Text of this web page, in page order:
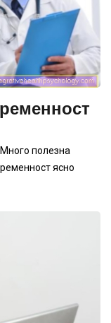
полезна
ясно